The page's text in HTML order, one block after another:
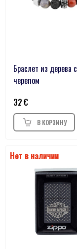
Браслет из дерева с
черепом
32